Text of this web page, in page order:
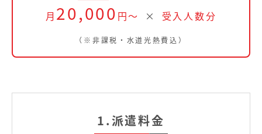
月 20,000 円〜 × 受入人数分
（※非課税・水道光熱費込）
1.派遣料金